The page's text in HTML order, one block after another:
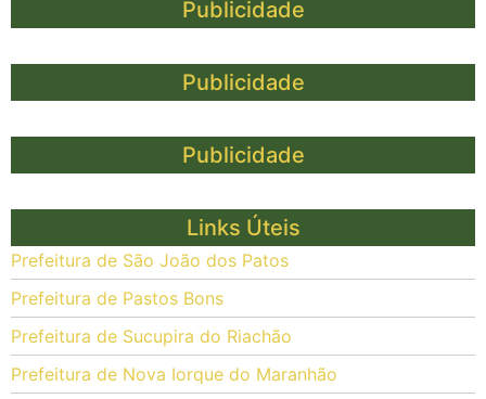
Publicidade
Publicidade
Publicidade
Links Úteis
Prefeitura de São João dos Patos
Prefeitura de Pastos Bons
Prefeitura de Sucupira do Riachão
Prefeitura de Nova Iorque do Maranhão